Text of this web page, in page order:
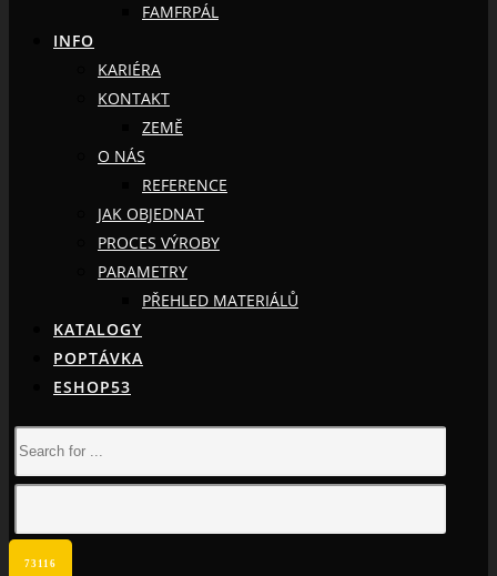
FAMFRPÁL
INFO
KARIÉRA
KONTAKT
ZEMĚ
O NÁS
REFERENCE
JAK OBJEDNAT
PROCES VÝROBY
PARAMETRY
PŘEHLED MATERIÁLŮ
KATALOGY
POPTÁVKA
ESHOP53